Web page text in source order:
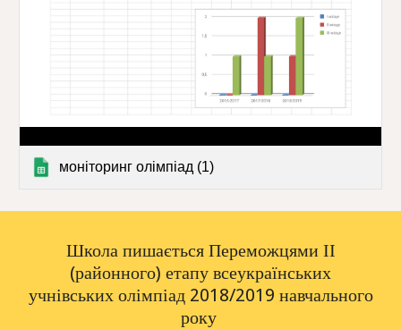
моніторинг олімпіад (1)
Школа пишається Переможцями ІІ
(районного) етапу всеукраїнських
учнівських олімпіад 2018/2019 навчального
року